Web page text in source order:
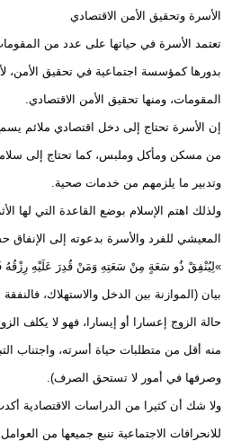
الأسرة وتحقيق الأمن الاقتصادي
تعتمد الأسرة في حياتها على عدد من
بدورها كمؤسسة اجتماعية في تحقيق الأمن،
المقومات، ومنها تحقيق الأمن الاقتصادي.
إن الأسرة تحتاج إلى دخل اقتصادي ملائم
من مسكن ومأكل وملبس، كما تحتاج إلى
وتدبير ما يلزمهم من خدمات صحية.
ولذلك اهتم الإسلام بوضع القاعدة التي لها
المعيشي للفرد والأسرة بدعوته إلى
»لِيُنْفِقْ ذُو سَعَةٍ مِنْ سَعَتِهِ وَمَنْ قُدِرَ عَلَيْهِ رِزْقُهُ
بيان (الموازنة بين الدخل والاستهلاك،
حالة الزوج إعسارا أو إيسارا، فهو لا يكلف
منه أقل من متطلبات حياة أسرته، واجتناب
وصرفها في أمور لا تستحق الصرف).
ولا شك أن كثيرا من الدراسات الاقتصادية
للانحرافات الاجتماعية تنبع جميعها من